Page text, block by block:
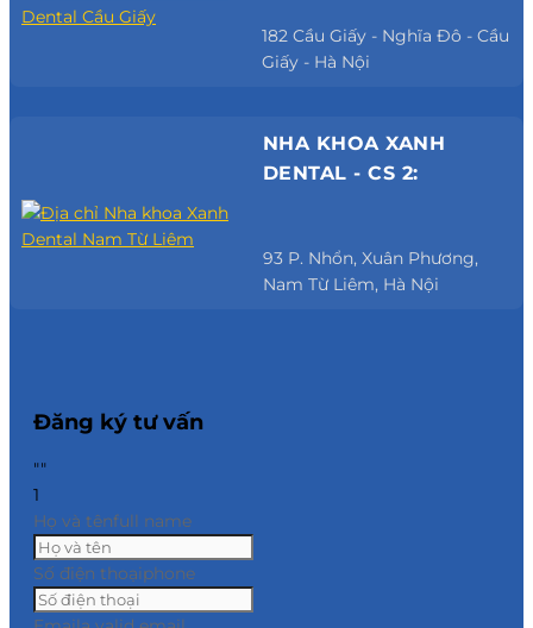
182 Cầu Giấy - Nghĩa Đô - Cầu
Giấy - Hà Nội
NHA KHOA XANH
DENTAL - CS 2:
93 P. Nhổn, Xuân Phương,
Nam Từ Liêm, Hà Nội
Đăng ký tư vấn
""
1
Họ và tênfull name
Số điện thoạiphone